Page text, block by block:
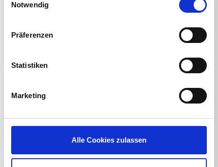
Notwendig
Präferenzen
Statistiken
Marketing
Alle Cookies zulassen